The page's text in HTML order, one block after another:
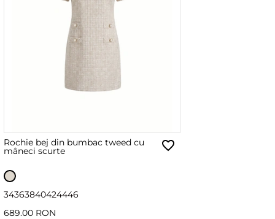
Rochie bej din bumbac tweed cu
mâneci scurte
34363840424446
689.00 RON